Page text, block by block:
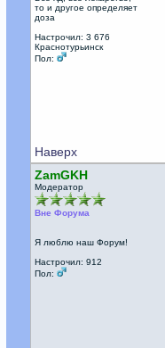
то и другое определяет
доза
Настрочил: 3 676
Краснотурьинск
Пол:
Наверх
ZamGKH
Модератор
Вне Форума
Я люблю наш Форум!
Настрочил: 912
Пол: